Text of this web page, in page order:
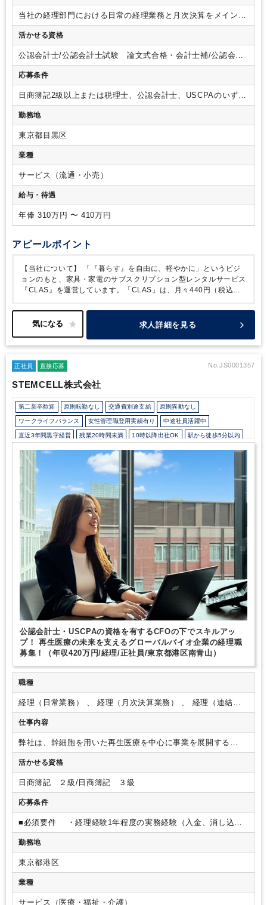
当社の経理部門における日常の経理業務と月次決算をメインで
担当し、その中で必要な経理業務のフロー構築もお任せしま
す。 ▼具体的には下記業務をお任せします。
産管理等 ＜決算業務＞月次決算＜業務フローの構築・改善＞
会社の成長スピードに合わせて、より正確で効率的な、新しい
経理の「仕組みづくり」 中長期的には・・・・年次決算業務
・チームマネジメント・監査法人対応 など
【募集背景】当社はIPOを目指し、組織体制の強化を加速させ
ています。このフェーズで必要とされているのは、既存業務の
継続ではなく、上場に耐えうる経理の『仕組み』をゼロから構
築・刷新することです。あなたの経験と知見を活かし、会社の
未来を支える強固な経理基盤を、一緒に創り上げてほしいと考
活かせる資格
公認会計士/公認会計士試験 論文式合格・会計士補/公認会計
士試験 短答式合格/USCPA/USCPA 科目合格/日商簿記 １
級/日商簿記 ２級
応募条件
日商簿記2級以上または税理士、公認会計士、USCPAのいずれ
かをお持ちの方 ※いずれも科目合格可
勤務地
東京都目黒区
業種
サービス（流通・小売）
給与・待遇
年俸 310万円 〜 410万円
アピールポイント
【当社について】
「『暮らす』を自由に、軽やかに」というビジ
ョンのもと、家具・家電のサブスクリプション型レンタルサービス
『CLAS』を運営しています。「CLAS」は、月々440円（税込）
ブスクリプションサービスです。個人・法人向けに、変化に応じ
た“最適空間“を提供。返却・交換手数料も不要で、必要なときに必
ない社会づくり」の実現を目指します。
コロナ禍に
多様なニーズに適した商品ラインナップ拡張や、配送網の構築など
施。積極的な投資により、競合の参入障壁が高い独自のビジネス・
収益モデルを確立した今、上場へ向けた事業・組織拡大に本格的な
アクセルを踏んでいきます。
求人詳細を見る
正社員 直接応募 No.JS0001357
STEMCELL株式会社
第二新卒歓迎 原則転勤なし 交通費別途支給 原則異動なし
ワークライフバランス 女性管理職登用実績有り 中途社員活躍中
直近3年間黒字経営 残業20時間未満 10時以降出社OK 駅から徒歩5分以内
オフィスカジュアルOK カジュアル（デニム）OK
外国人がいるグローバルなオフィス 研修・資格取得支援
英語力を活かす
ダブルライセンス(公認会計士＋税理士等） 医療に強み
公認会計士・USCPAの資格を有するCFOの下でスキルアッ
プ！ 再生医療の未来を支えるグローバルバイオ企業の経理職
募集！（年収420万円/経理/正社員/東京都港区南青山）
職種
経理（日常業務） 、 経理（月次決算業務） 、 経理（連結決
算）
仕事内容
弊社は、幹細胞を用いた再生医療を中心に事業を展開する
HELENE Groupのコーポレート部門です。主に海外富裕層の
お客様を中心に、健康寿命促進やアンチエイジングを目的とし
た幹細胞治療を提供するクリニックの運営支援を行っており、
同分野を扱うクリニックの中では歴史が古く、業界を牽引する
リーディングカンパニーです！
シンガポールなど、グローバルに事業を拡大中です！ ～主に
国内グループ法人の経理業務をお任せいたします！～【具体
的な業務内容】・売上入金、消込、伝票起票、支払などの日
次・週次業務
理・固定資産計上
訳入力などの業務はBPO（外部委託）を活用しており、業務効
率化のため自動化を進めているため、判断が必要な業務や社内
連携が中心になります。そのため、経験年数が浅くても、すぐ
活かせる資格
日商簿記 ２級/日商簿記 ３級
応募条件
■必須要件 ・経理経験1年程度の実務経験（入金、消し込
み、伝票起票など）・大卒以上・経理として経験、知識
を深めたい方
と接することが好きで、積極的にコミュニケーションが取れる
方（外国籍メンバーやドクターとの交流機会があるため） ※
英語力は必須ではありません。
広げる事業に、経理として貢献したい方・新しい業務や課
題に積極的に取り組み、スキルや知識を広げていける方
勤務地
東京都港区
業種
サービス（医療・福祉・介護）